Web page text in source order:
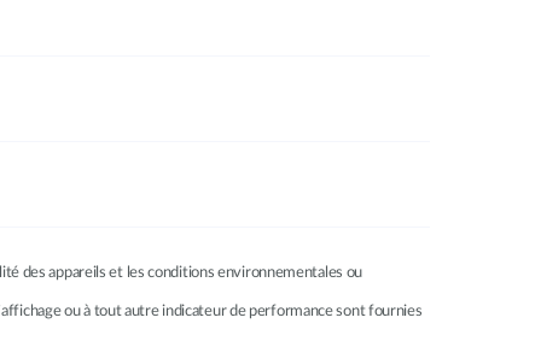
des appareils et les conditions environnementales ou
ou à tout autre indicateur de performance sont fournies